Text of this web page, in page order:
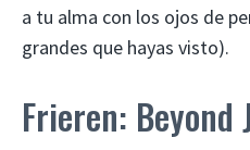
a tu alma con los ojos de
grandes que hayas visto).
Frieren: Beyond